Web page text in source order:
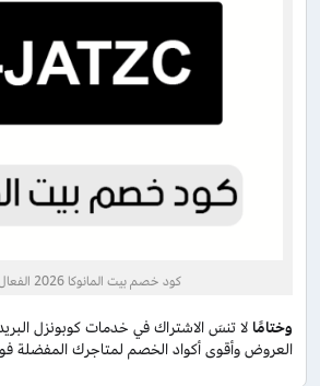
كود خصم بيت المانوكا 2026 الفعال اليوم
وختامًا لا تنسَ الاشتراك في خدمات كوبونزل
العروض وأقوى أكواد الخصم لمتاجرك المفضلة